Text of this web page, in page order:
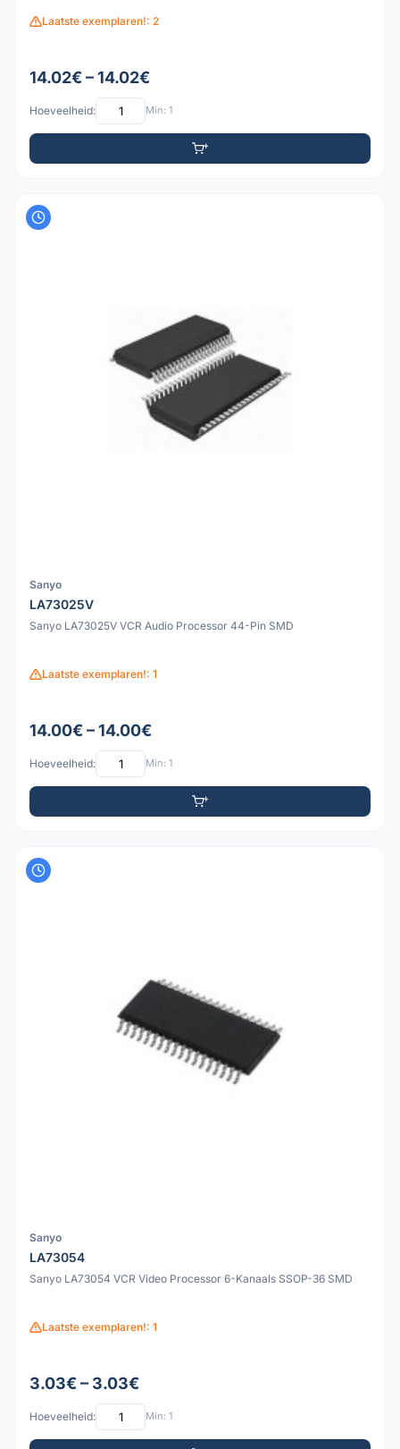
Laatste exemplaren!: 2
14.02€ – 14.02€
Hoeveelheid: Min: 1
Sanyo
LA73025V
Sanyo LA73025V VCR Audio Processor 44-Pin SMD
Laatste exemplaren!: 1
14.00€ – 14.00€
Hoeveelheid: Min: 1
Sanyo
LA73054
Sanyo LA73054 VCR Video Processor 6-Kanaals SSOP-36 SMD
Laatste exemplaren!: 1
3.03€ – 3.03€
Hoeveelheid: Min: 1